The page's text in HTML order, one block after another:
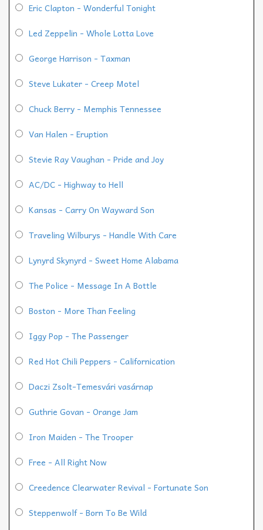
Eric Clapton - Wonderful Tonight
Led Zeppelin - Whole Lotta Love
George Harrison - Taxman
Steve Lukater - Creep Motel
Chuck Berry - Memphis Tennessee
Van Halen - Eruption
Stevie Ray Vaughan - Pride and Joy
AC/DC - Highway to Hell
Kansas - Carry On Wayward Son
Traveling Wilburys - Handle With Care
Lynyrd Skynyrd - Sweet Home Alabama
The Police - Message In A Bottle
Boston - More Than Feeling
Iggy Pop - The Passenger
Red Hot Chili Peppers - Californication
Daczi Zsolt-Temesvári vasárnap
Guthrie Govan - Orange Jam
Iron Maiden - The Trooper
Free - All Right Now
Creedence Clearwater Revival - Fortunate Son
Steppenwolf - Born To Be Wild